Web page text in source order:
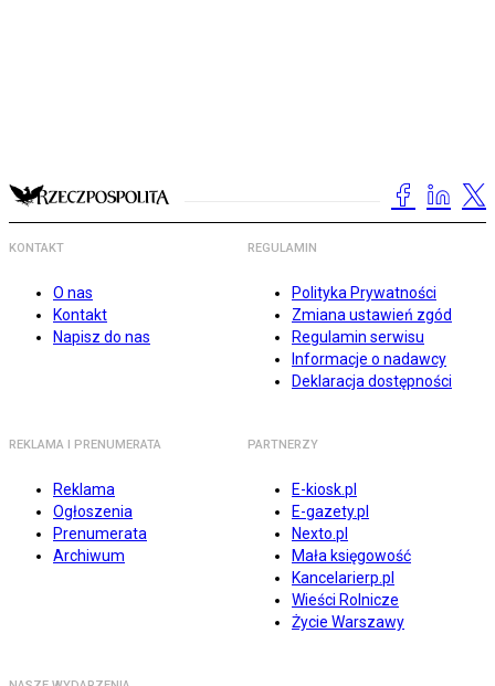
KONTAKT
O nas
Kontakt
Napisz do nas
REGULAMIN
Polityka Prywatności
Zmiana ustawień zgód
Regulamin serwisu
Informacje o nadawcy
Deklaracja dostępności
REKLAMA I PRENUMERATA
Reklama
Ogłoszenia
Prenumerata
Archiwum
PARTNERZY
E-kiosk.pl
E-gazety.pl
Nexto.pl
Mała księgowość
Kancelarierp.pl
Wieści Rolnicze
Życie Warszawy